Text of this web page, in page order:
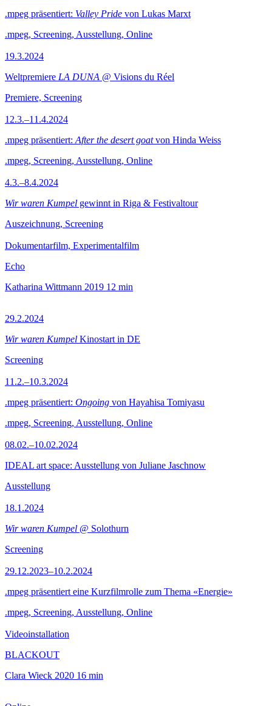
.mpeg präsentiert: Valley Pride von Lukas Marxt
.mpeg, Screening, Ausstellung, Online
19.3.2024
Weltpremiere LA DUNA @ Visions du Réel
Premiere, Screening
12.3.–11.4.2024
.mpeg präsentiert: After the desert goatvon Hinda Weiss
.mpeg, Screening, Ausstellung, Online
4.3.–8.4.2024
Wir waren Kumpel gewinnt in Riga & Festivaltour
Auszeichnung, Screening
Dokumentarfilm, Experimentalfilm
Echo
Katharina Wittmann 2019 12 min
29.2.2024
Wir waren Kumpel Kinostart in DE
Screening
11.2.–10.3.2024
.mpeg präsentiert: Ongoing von Hayahisa Tomiyasu
.mpeg, Screening, Ausstellung, Online
08.02.–10.02.2024
IDEAL art space: Ausstellung von Juliane Jaschnow
Ausstellung
18.1.2024
Wir waren Kumpel @ Solothurn
Screening
29.12.2023–10.2.2024
.mpeg präsentiert eine Kurzfilmrolle zum Thema «Energie»
.mpeg, Screening, Ausstellung, Online
Videoinstallation
BLACKOUT
Clara Wieck 2020 16 min